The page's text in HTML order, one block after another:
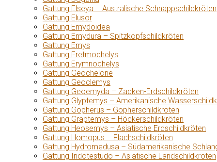
Gattung Elseya – Australische Schnappschildkröten
Gattung Elusor
Gattung Emydoidea
Gattung Emydura – Spitzkopfschildkröten
Gattung Emys
Gattung Eretmochelys
Gattung Erymnochelys
Gattung Geochelone
Gattung Geoclemys
Gattung Geoemyda – Zacken-Erdschildkröten
Gattung Glyptemys – Amerikanische
Gattung Gopherus – Gopherschildkröten
Gattung Graptemys – Höckerschildkröten
Gattung Heosemys – Asiatische Erdschildkröten
Gattung Homopus – Flachschildkröten
Gattung Hydromedusa – Südamerikanische
Gattung Indotestudo – Asiatische Landschildkröten